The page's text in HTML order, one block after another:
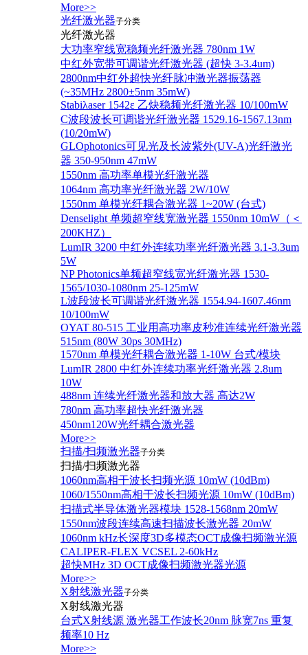
More>>
光纤激光器子分类
光纤激光器
大功率窄线宽稳频光纤激光器 780nm 1W
中红外宽带可调谐光纤激光器 (超快 3-3.4um)
2800nm中红外超快光纤脉冲激光器振荡器
(~35MHz 2800±5nm 35mW)
Stabiλaser 1542ε 乙炔稳频光纤激光器 10/100mW
C波段波长可调谐光纤激光器 1529.16-1567.13nm
(10/20mW)
GLOphotonics可见光及长波紫外(UV-A)光纤激光
器 350-950nm 47mW
1550nm 高功率单模光纤激光器
1064nm 高功率光纤激光器 2W/10W
1550nm 单模光纤耦合激光器 1~20W (台式)
Denselight 单频超窄线宽激光器 1550nm 10mW（＜
200KHZ）
LumIR 3200 中红外连续功率光纤激光器 3.1-3.3um
5W
NP Photonics单频超窄线宽光纤激光器 1530-
1565/1030-1080nm 25-125mW
L波段波长可调谐光纤激光器 1554.94-1607.46nm
10/100mW
OYAT 80-515 工业用高功率皮秒准连续光纤激光器
515nm (80W 30ps 30MHz)
1570nm 单模光纤耦合激光器 1-10W 台式/模块
LumIR 2800 中红外连续功率光纤激光器 2.8um
10W
488nm 连续光纤激光器和放大器 高达2W
780nm 高功率超快光纤激光器
450nm120W光纤耦合激光器
More>>
扫描/扫频激光器子分类
扫描/扫频激光器
1060nm高相干波长扫频光源 10mW (10dBm)
1060/1550nm高相干波长扫频光源 10mW (10dBm)
扫描式半导体激光器模块 1528-1568nm 20mW
1550nm波段连续高速扫描波长激光器 20mW
1060nm kHz长深度3D多模态OCT成像扫频激光源
CALIPER-FLEX VCSEL 2-60kHz
超快MHz 3D OCT成像扫频激光器光源
More>>
X射线激光器子分类
X射线激光器
台式X射线源 激光器工作波长20nm 脉宽7ns 重复
频率10 Hz
More>>